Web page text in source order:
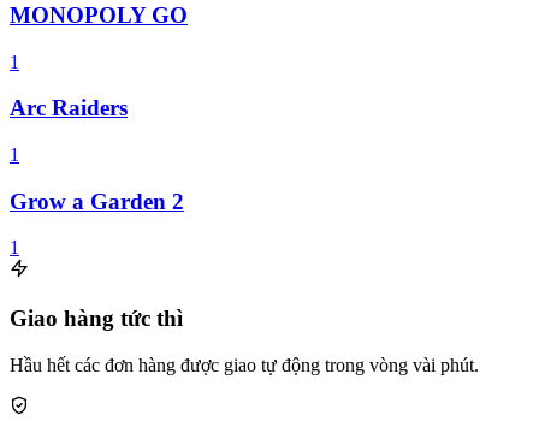
MONOPOLY GO
1
Arc Raiders
1
Grow a Garden 2
1
Giao hàng tức thì
Hầu hết các đơn hàng được giao tự động trong vòng vài phút.